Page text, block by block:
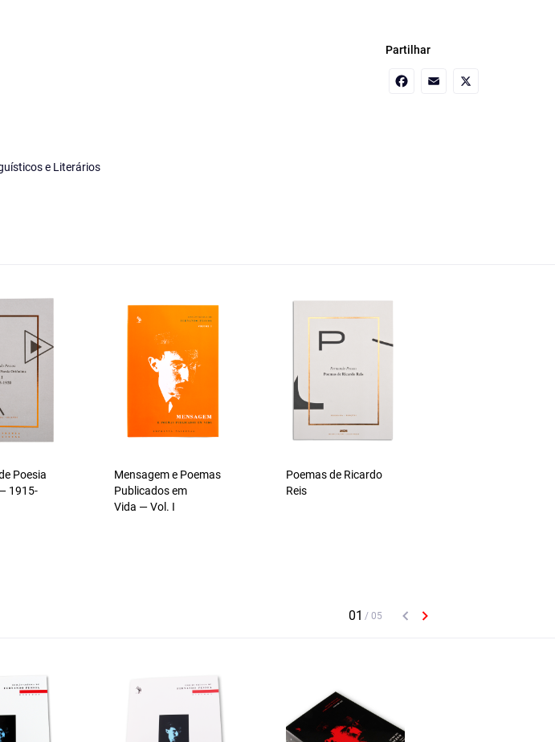
Partilhar
e Literários
Poesia
1915-
Mensagem e Poemas
Publicados em
Vida — Vol. I
Poemas de Ricardo
Reis